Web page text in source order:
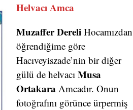
Helvacı Amca
Muzaffer DereliHocamızdan
öğrendiğime göre
Hacıveyiszade’nin bir diğer
gülü de helvacı Musa
Ortakara Amcadır. Onun
fotoğrafını görünce ürpermiş